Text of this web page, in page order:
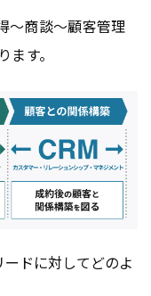
～商談～顧客管理
す。
ドに対してどのよ